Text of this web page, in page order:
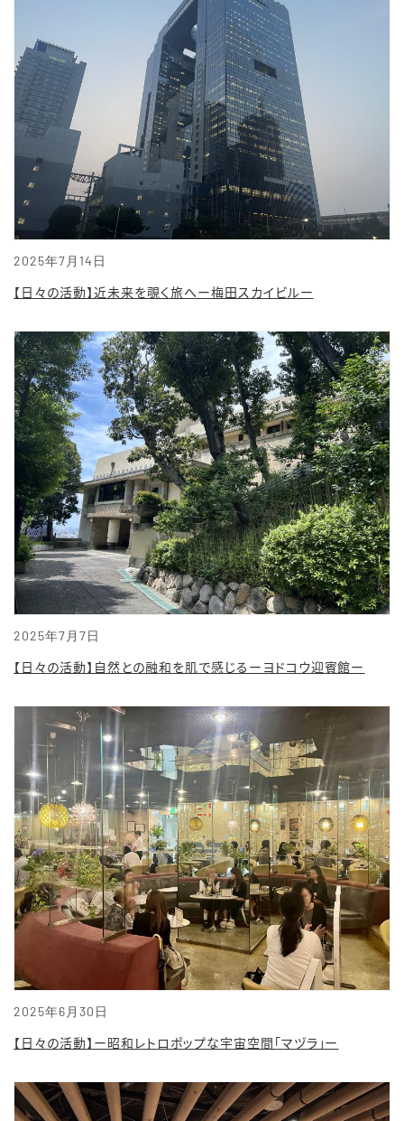
2025年7月14日
【日々の活動】近未来を覗く旅へー梅田スカイビルー
2025年7月7日
【日々の活動】自然との融和を肌で感じるーヨドコウ迎賓館ー
2025年6月30日
【日々の活動】ー昭和レトロポップな宇宙空間「マヅラ」ー